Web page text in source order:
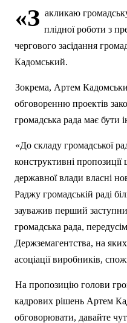
«З акликаю
плідної роботи з
чергового засідання
Кадомський.
Зокрема, Артем
обговоренню проектів
громадська рада має бути
«До складу громадської
конструктивні
державної влади власні
Раджу громадській раді
зауважив перший
громадська рада,
Держземагентства, на
асоціації виробників,
На пропозицію голови
кадрових рішень Артем
обговорювати, давайте